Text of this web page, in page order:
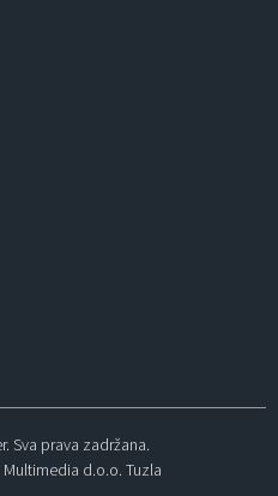
Sva prava zadržana.
d.o.o. Tuzla